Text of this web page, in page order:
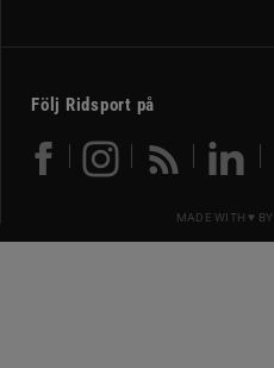
Följ Ridsport på
MADE WITH ♥ BY